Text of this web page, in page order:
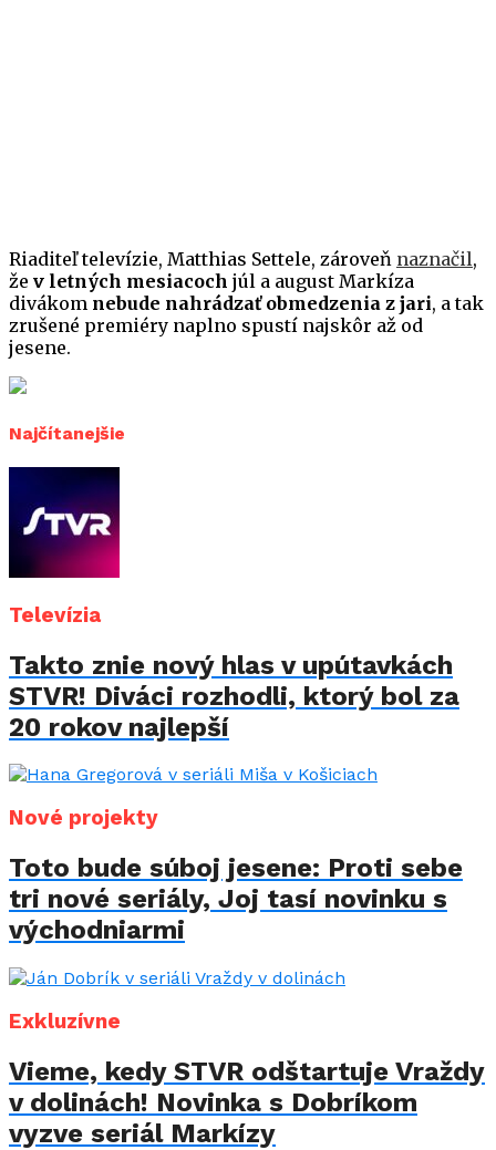
Riaditeľ televízie, Matthias Settele, zároveň naznačil,
že v letných mesiacoch júl a august Markíza
divákom nebude nahrádzať obmedzenia z jari, a tak
zrušené premiéry naplno spustí najskôr až od
jesene.
Najčítanejšie
Televízia
Takto znie nový hlas v upútavkách
STVR! Diváci rozhodli, ktorý bol za
20 rokov najlepší
Nové projekty
Toto bude súboj jesene: Proti sebe
tri nové seriály, Joj tasí novinku s
východniarmi
Exkluzívne
Vieme, kedy STVR odštartuje Vraždy
v dolinách! Novinka s Dobríkom
vyzve seriál Markízy